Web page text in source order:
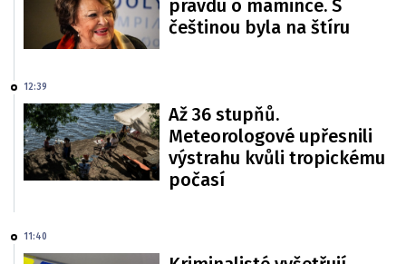
pravdu o mamince. S
češtinou byla na štíru
12:39
Až 36 stupňů.
Meteorologové upřesnili
výstrahu kvůli tropickému
počasí
11:40